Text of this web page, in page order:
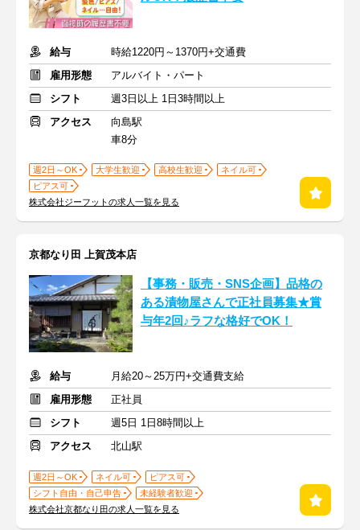
給与
時給1220円～1370円+交通費
雇用形態
アルバイト・パート
シフト
週3日以上 1日3時間以上
アクセス
向島駅
車8分
週2日～OK 大学生歓迎 高校生歓迎
ネイル可
ピアス可
株式会社ジーフットの求人一覧を見る
京都なり田 上賀茂本店
【事務・販売・SNS企画】品格の
ある漬物屋さんで正社員募集★賞
与年2回♪ラフな格好でOK！
給与
月給20～25万円+交通費支給
雇用形態
正社員
シフト
週5日 1日8時間以上
アクセス
北山駅
週2日～OK ネイル可
ピアス可
シフト自由・自己申告
未経験者歓迎
株式会社京都なり田の求人一覧を見る